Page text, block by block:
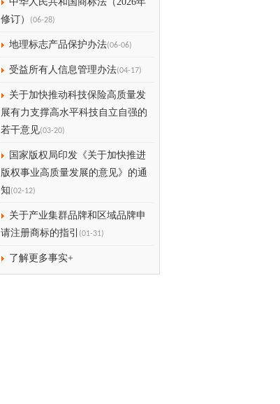
修订）
(06-28)
地理标志产品保护办法(06-06)
受益所有人信息管理办法(04-17)
关于加快推动科技保险高质量发
展有力支撑高水平科技自立自强的
若干意见(03-20)
国家版权局印发《关于加快推进
版权事业高质量发展的意见》的通
知(02-12)
关于产业集群品牌和区域品牌申
请注册商标的指引
(01-31)
了解更多事实+